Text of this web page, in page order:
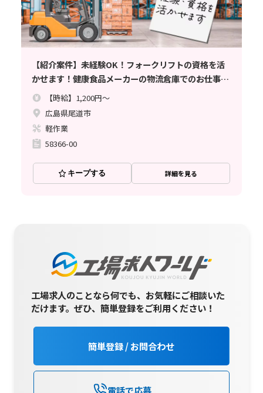
【紹介案件】未経験OK！フォークリフトの資格を活
かせます！健康食品メーカーの物流倉庫でのお仕事
（軽作業）
【時給】1,200円～
広島県尾道市
軽作業
58366-00
キープする 詳細を見る
工場求人のことなら何でも、お気軽にご相談いた
だけます。ぜひ、簡単登録をご利用ください！
簡単登録 / お問合わせ
電話で応募